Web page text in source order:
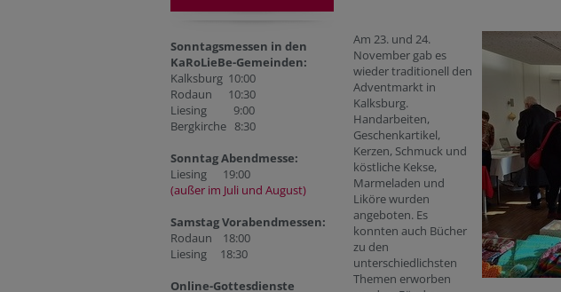
Sonntagsmessen in den
KaRoLieBe-Gemeinden:
Kalksburg 10:00
Rodaun 10:30
Liesing 9:00
Bergkirche 8:30
Sonntag Abendmesse:
Liesing 19:00
(außer im Juli und August)
Samstag Vorabendmessen:
Rodaun 18:00
Liesing 18:30
Online-Gottesdienste
Am 23. und 24.
November gab es
wieder traditionell den
Adventmarkt in
Kalksburg.
Handarbeiten,
Geschenkartikel,
Kerzen, Schmuck und
köstliche Kekse,
Marmeladen und
Liköre wurden
angeboten. Es
konnten auch Bücher
zu den
unterschiedlichsten
Themen erworben